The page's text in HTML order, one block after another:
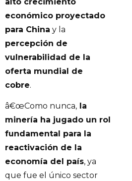
económico proyectado
para China y la
percepción de
vulnerabilidad de la
oferta mundial de
cobre.
â€œComo nunca, la
minería ha jugado un rol
fundamental para la
reactivación de la
economía del país, ya
que fue el único sector